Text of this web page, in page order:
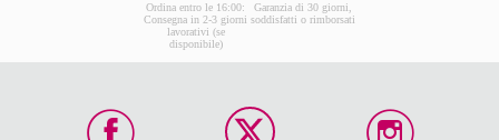
Ordina entro le 16:00:
Consegna in 2-3 giorni
lavorativi (se
disponibile)
Garanzia di 30 giorni,
soddisfatti o rimborsati